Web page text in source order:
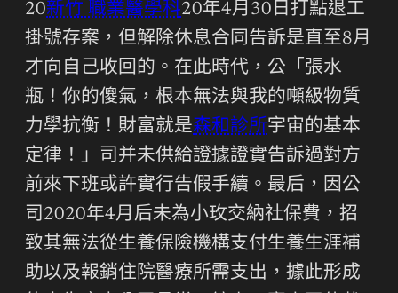
20新竹 職業醫學科20年4月30日打點退工
掛號存案，但解除休息合同告訴是直至8月
才向自己收回的。在此時代，公「張水
瓶！你的傻氣，根本無法與我的噸級物質
力學抗衡！財富就是森和診所宇宙的基本
定律！」司并未供給證據證實告訴過對方
前來下班或許實行告假手續。最后，因公
司2020年4月后未為小玫交納社保費，招
致其無法從生養保險機構支付生養生涯補
助以及報銷住院醫療所需支出，據此形成